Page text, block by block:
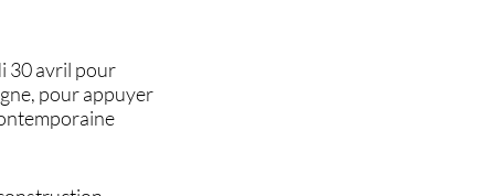
30 avril pour
pour appuyer